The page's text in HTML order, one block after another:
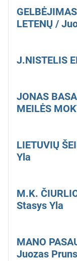
LETENŲ /
J.NISTELIS
JONAS
MEILĖS
LIETUVIŲ
Yla
M.K.
Stasys Yla
MANO
Juozas